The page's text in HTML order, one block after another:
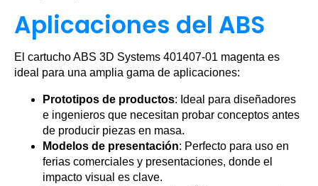
Aplicaciones del ABS
El cartucho ABS 3D Systems 401407-01 magenta es
ideal para una amplia gama de aplicaciones:
Prototipos de productos: Ideal para diseñadores
e ingenieros que necesitan probar conceptos antes
de producir piezas en masa.
Modelos de presentación: Perfecto para uso en
ferias comerciales y presentaciones, donde el
impacto visual es clave.